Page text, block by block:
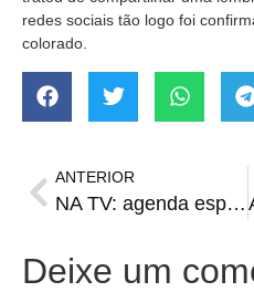
redes sociais tão logo foi
colorado.
ANTERIOR
NA TV: agenda esportiva de quarta-feira
Deixe um